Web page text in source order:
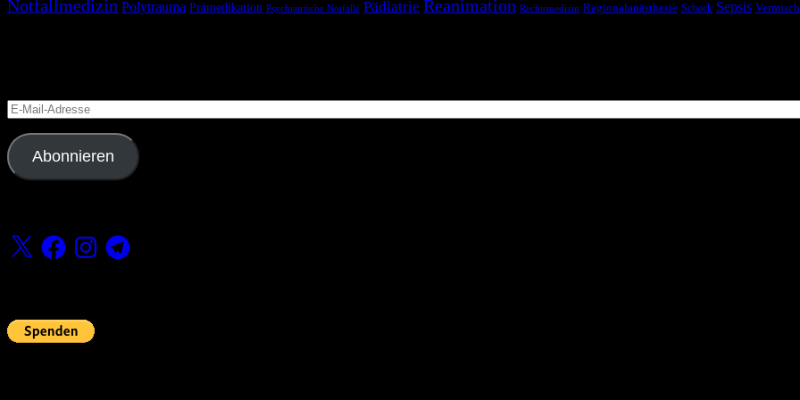
Notfallmedizin Polytrauma Prämedikation Psychiatrische Notfälle Pädiatrie Reanimation Rechtsmedizin Regionalanästhesie Schock Sepsis
E-
Mail-
Adresse
Abonnieren
X FacebookInstagramTelegram